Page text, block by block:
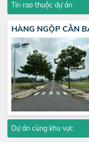
Tin rao thuộc dự án
HÀNG NGỘP CẰN
Dự án cùng khu vực